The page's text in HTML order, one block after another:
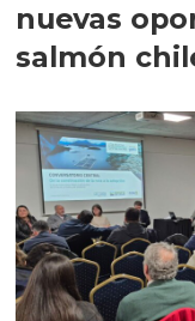
nuevas
salmón